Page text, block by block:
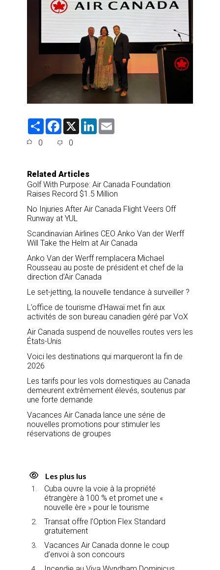
S
F
e
o
k
X
L
0 0
Related Articles
Golf With Purpose: Air Canada Foundation
Raises Record $1.5 Million
No Injuries After Air Canada Flight Veers Off
Runway at YUL
Scandinavian Airlines CEO Anko Van der Werff
Will Take the Helm at Air Canada
Anko Van der Werff remplacera Michael
Rousseau au poste de président et chef de la
direction d’Air Canada
Le set-jetting, la nouvelle tendance à surveiller ?
L’office de tourisme d’Hawaï met fin aux
activités de son bureau canadien géré par VoX
Air Canada suspend de nouvelles routes vers les
États-Unis
Voici les destinations qui marqueront la fin de
2026
Les tarifs pour les vols domestiques au Canada
demeurent extrêmement élevés, soutenus par
une forte demande
Vacances Air Canada lance une série de
nouvelles promotions pour stimuler les
réservations de groupes
Les plus lus
Cuba ouvre la voie à la propriété
étrangère à 100 % et promet une «
nouvelle ère » pour le tourisme
Transat offre l’Option Flex Standard
gratuitement
Vacances Air Canada donne le coup
d’envoi à son concours